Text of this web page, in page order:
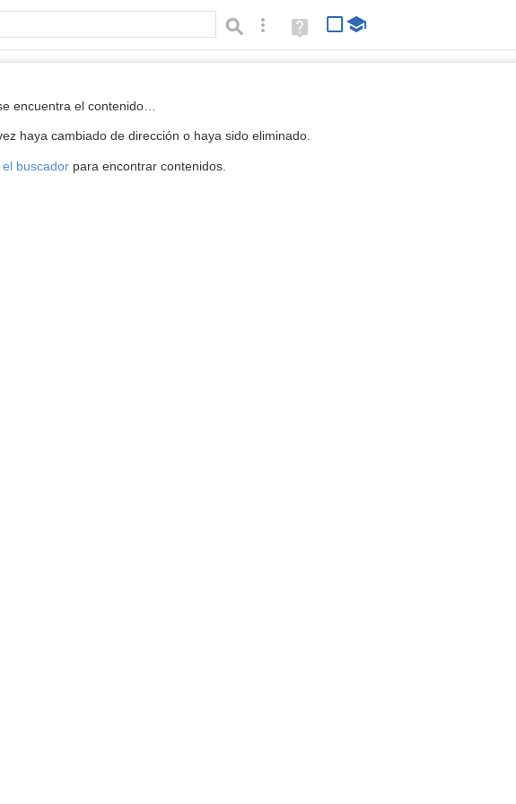
Búsqueda avanzada
Ayuda
(en
de la Mediateca
encuentra el contenido…
haya cambiado de dirección o haya sido eliminado.
el buscadorpara encontrar contenidos.